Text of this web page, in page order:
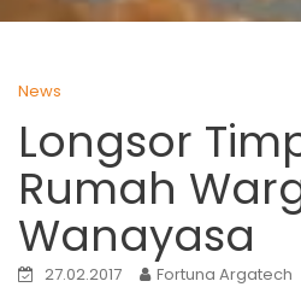
News
Longsor
Rumah
Wanayasa
27.02.2017 Fortuna Argatech